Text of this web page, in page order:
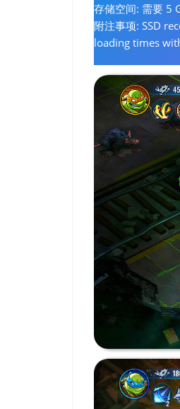
存储空间: 需要 5
附注事项: SSD
loading times